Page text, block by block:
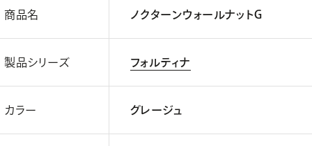
商品名 ノクターンウォールナットG
製品シリーズ フォルティナ
カラー グレージュ